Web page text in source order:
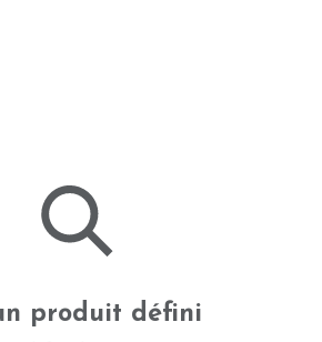
produit défini